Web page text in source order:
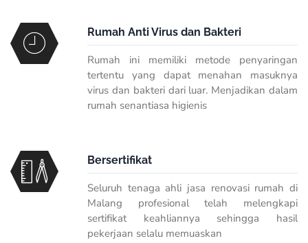
Rumah Anti Virus dan Bakteri
Rumah ini memiliki metode penyaringan
tertentu yang dapat menahan masuknya
virus dan bakteri dari luar. Menjadikan dalam
rumah senantiasa higienis
Bersertifikat
Seluruh tenaga ahli jasa renovasi rumah di
Malang profesional telah melengkapi
sertifikat keahliannya sehingga hasil
pekerjaan selalu memuaskan